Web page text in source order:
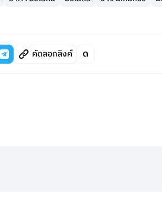
คัดลอกลิงค์